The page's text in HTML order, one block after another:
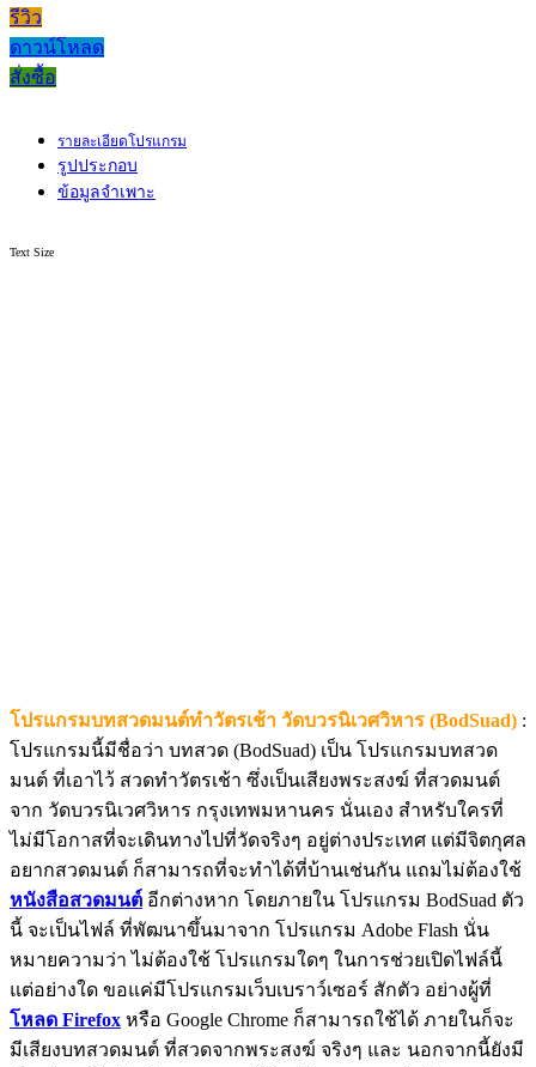
รีวิว
ดาวน์โหลด
สั่งซื้อ
รายละเอียดโปรแกรม
รูปประกอบ
ข้อมูลจำเพาะ
Text Size
โปรแกรมบทสวดมนต์ทำวัตรเช้า วัดบวรนิเวศวิหาร (BodSuad) :
โปรแกรมนี้มีชื่อว่า บทสวด (BodSuad) เป็น โปรแกรมบทสวด
มนต์ ที่เอาไว้ สวดทำวัตรเช้า ซึ่งเป็นเสียงพระสงฆ์ ที่สวดมนต์
จาก วัดบวรนิเวศวิหาร กรุงเทพมหานคร นั่นเอง สำหรับใครที่
ไม่มีโอกาสที่จะเดินทางไปที่วัดจริงๆ อยู่ต่างประเทศ แต่มีจิตกุศล
อยากสวดมนต์ ก็สามารถที่จะทำได้ที่บ้านเช่นกัน แถมไม่ต้องใช้
หนังสือสวดมนต์ อีกต่างหาก โดยภายใน โปรแกรม BodSuad ตัว
นี้ จะเป็นไฟล์ ที่พัฒนาขึ้นมาจาก โปรแกรม Adobe Flash นั่น
หมายความว่า ไม่ต้องใช้ โปรแกรมใดๆ ในการช่วยเปิดไฟล์นี้
แต่อย่างใด ขอแค่มีโปรแกรมเว็บเบราว์เซอร์ สักตัว อย่างผู้ที่
โหลด Firefox หรือ Google Chrome ก็สามารถใช้ได้ ภายในก็จะ
มีเสียงบทสวดมนต์ ที่สวดจากพระสงฆ์ จริงๆ และ นอกจากนี้ยังมี